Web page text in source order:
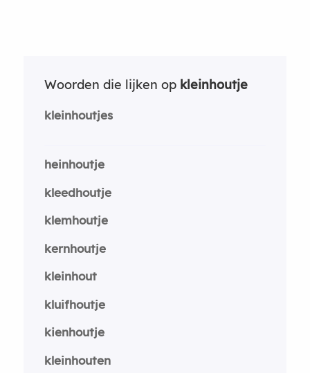
Woorden die lijken op kleinhoutje
kleinhoutjes
heinhoutje
kleedhoutje
klemhoutje
kernhoutje
kleinhout
kluifhoutje
kienhoutje
kleinhouten